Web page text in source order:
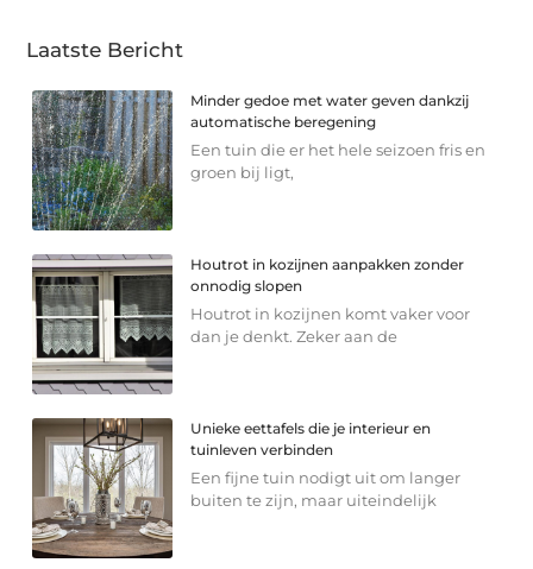
Laatste Bericht
Minder gedoe met water geven dankzij
automatische beregening
Een tuin die er het hele seizoen fris en
groen bij ligt,
Houtrot in kozijnen aanpakken zonder
onnodig slopen
Houtrot in kozijnen komt vaker voor
dan je denkt. Zeker aan de
Unieke eettafels die je interieur en
tuinleven verbinden
Een fijne tuin nodigt uit om langer
buiten te zijn, maar uiteindelijk